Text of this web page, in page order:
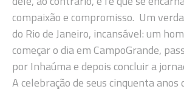
compaixão e compromisso. Um
do Rio de Janeiro, incansável: um
começar o dia em CampoGrande,
por Inhaúma e depois concluir a
A celebração de seus cinquenta anos